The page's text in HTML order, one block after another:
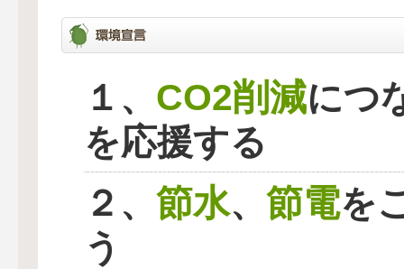
１、 CO2削減につ
を応援する
２、 節水、 節電を
う